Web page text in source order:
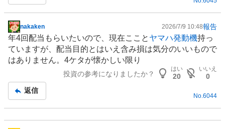
掲
示
板
記
nakaken 2026/7/9 10:48報告
年4回配当もらいたいので、現在ここと ヤマハ発動機持っ
ていますが、配当目的とはいえ含み損は気分のいいもので
はありません。4ケタが懐かしい限り
投資の参考になりましたか？
はい
20
いいえ
0
返信
No. 6044